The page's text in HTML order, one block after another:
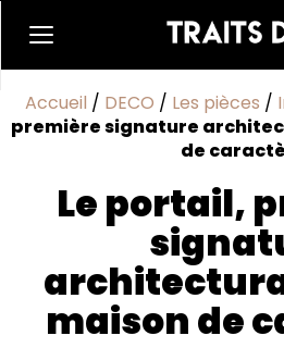
Accueil / DECO / Les pièces /
première signature
de
Le portail,
maison de